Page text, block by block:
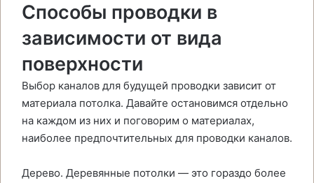
Способы проводки в
зависимости от вида
поверхности
Выбор каналов для будущей проводки зависит от
материала потолка. Давайте остановимся отдельно
на каждом из них и поговорим о материалах,
наиболее предпочтительных для проводки каналов.
Дерево. Деревянные потолки — это гораздо более